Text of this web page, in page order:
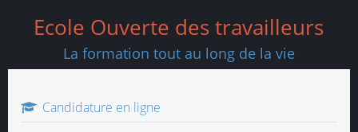
Ecole Ouverte des travailleurs
La formation tout au long de la vie
Candidature en ligne